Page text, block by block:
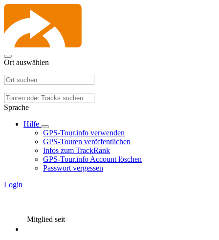
Ort auswählen
Sprache
Hilfe
GPS-Tour.info verwenden
GPS-Touren veröffentlichen
Infos zum TrackRank
GPS-Tour.info Account löschen
Passwort vergessen
Login
Mitglied seit